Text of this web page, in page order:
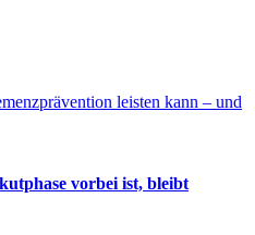
vorbei ist, bleibt